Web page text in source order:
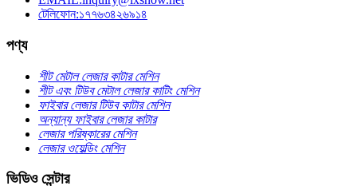
টেলিফোন:১৭৭৬৩৪২৬৯১৪
পণ্য
শীট মেটাল লেজার কাটার মেশিন
শীট এবং টিউব মেটাল লেজার কাটিং মেশিন
ফাইবার লেজার টিউব কাটার মেশিন
অন্যান্য ফাইবার লেজার কাটার
লেজার পরিষ্কারের মেশিন
লেজার ওয়েল্ডিং মেশিন
ভিডিও সেন্টার